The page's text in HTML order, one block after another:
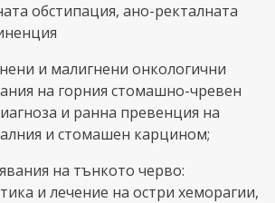
обстипация, ано-ректалната
и малигнени онкологични
на горния стомашно-чревен
и ранна превенция на
и стомашен карцином;
на тънкото черво:
и лечение на остри хеморагии,